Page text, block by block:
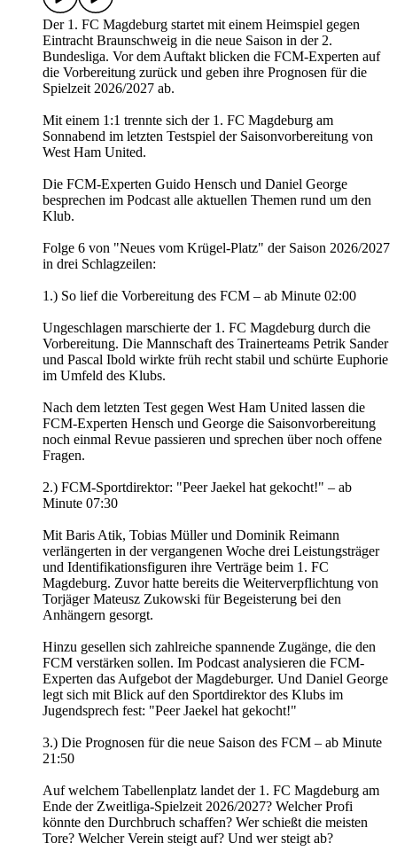
Der 1. FC Magdeburg startet mit einem Heimspiel gegen
Eintracht Braunschweig in die neue Saison in der 2.
Bundesliga. Vor dem Auftakt blicken die FCM-Experten auf
die Vorbereitung zurück und geben ihre Prognosen für die
Spielzeit 2026/2027 ab.
Mit einem 1:1 trennte sich der 1. FC Magdeburg am
Sonnabend im letzten Testspiel der Saisonvorbereitung von
West Ham United.
Die FCM-Experten Guido Hensch und Daniel George
besprechen im Podcast alle aktuellen Themen rund um den
Klub.
Folge 6 von "Neues vom Krügel-Platz" der Saison 2026/2027
in drei Schlagzeilen:
1.) So lief die Vorbereitung des FCM – ab Minute 02:00
Ungeschlagen marschierte der 1. FC Magdeburg durch die
Vorbereitung. Die Mannschaft des Trainerteams Petrik Sander
und Pascal Ibold wirkte früh recht stabil und schürte Euphorie
im Umfeld des Klubs.
Nach dem letzten Test gegen West Ham United lassen die
FCM-Experten Hensch und George die Saisonvorbereitung
noch einmal Revue passieren und sprechen über noch offene
Fragen.
2.) FCM-Sportdirektor: "Peer Jaekel hat gekocht!" – ab
Minute 07:30
Mit Baris Atik, Tobias Müller und Dominik Reimann
verlängerten in der vergangenen Woche drei Leistungsträger
und Identifikationsfiguren ihre Verträge beim 1. FC
Magdeburg. Zuvor hatte bereits die Weiterverpflichtung von
Torjäger Mateusz Zukowski für Begeisterung bei den
Anhängern gesorgt.
Hinzu gesellen sich zahlreiche spannende Zugänge, die den
FCM verstärken sollen. Im Podcast analysieren die FCM-
Experten das Aufgebot der Magdeburger. Und Daniel George
legt sich mit Blick auf den Sportdirektor des Klubs im
Jugendsprech fest: "Peer Jaekel hat gekocht!"
3.) Die Prognosen für die neue Saison des FCM – ab Minute
21:50
Auf welchem Tabellenplatz landet der 1. FC Magdeburg am
Ende der Zweitliga-Spielzeit 2026/2027? Welcher Profi
könnte den Durchbruch schaffen? Wer schießt die meisten
Tore? Welcher Verein steigt auf? Und wer steigt ab?